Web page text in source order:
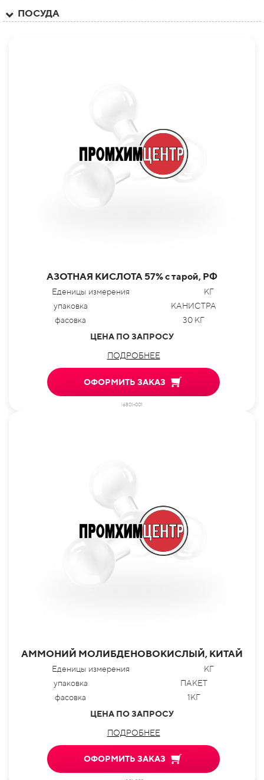
ПОСУДА
АЗОТНАЯ КИСЛОТА 57% с тарой, РФ
Еденицы измерения
КГ
упаковка
КАНИСТРА
фасовка
30 КГ
ЦЕНА ПО ЗАПРОСУ
ПОДРОБНЕЕ
ОФОРМИТЬ ЗАКАЗ
id801-001
АММОНИЙ МОЛИБДЕНОВОКИСЛЫЙ, КИТАЙ
Еденицы измерения
КГ
упаковка
ПАКЕТ
фасовка
1КГ
ЦЕНА ПО ЗАПРОСУ
ПОДРОБНЕЕ
ОФОРМИТЬ ЗАКАЗ